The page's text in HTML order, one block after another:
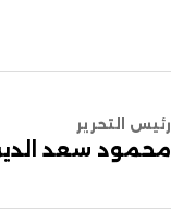
رئيس التحرير
محمود سعد